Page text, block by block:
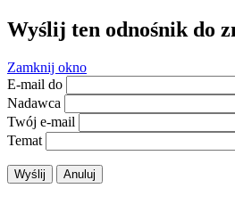
Wyślij ten odnośnik do
Zamknij okno
E-mail do
Nadawca
Twój e-mail
Temat
Wyślij Anuluj